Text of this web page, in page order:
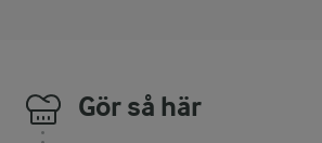
Gör så här